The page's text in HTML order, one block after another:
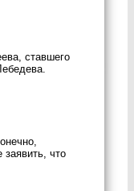
ставшего
что